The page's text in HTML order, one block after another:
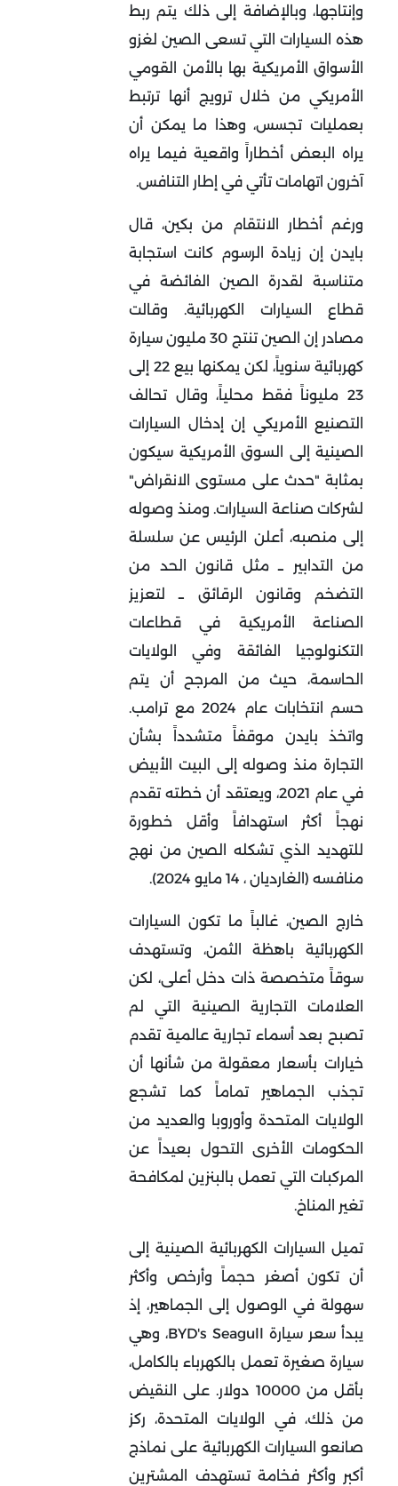
وإنتاجها، وبالإضافة إلى ذلك يتم ربط
هذه السيارات التي تسعى الصين لغزو
الأسواق الأمريكية بها بالأمن القومي
الأمريكي من خلال ترويج أنها ترتبط
بعمليات تجسس، وهذا ما يمكن أن
يراه البعض أخطاراً واقعية فيما يراه
آخرون اتهامات تأتي في إطار التنافس.
ورغم أخطار الانتقام من بكين، قال
بايدن إن زيادة الرسوم كانت استجابة
متناسبة لقدرة الصين الفائضة في
قطاع السيارات الكهربائية. وقالت
مصادر إن الصين تنتج 30 مليون سيارة
كهربائية سنوياً، لكن يمكنها بيع 22 إلى
23 مليوناً فقط محلياً، وقال تحالف
التصنيع الأمريكي إن إدخال السيارات
الصينية إلى السوق الأمريكية سيكون
بمثابة "حدث على مستوى الانقراض"
لشركات صناعة السيارات. ومنذ وصوله
إلى منصبه، أعلن الرئيس عن سلسلة
من التدابير ــ مثل قانون الحد من
التضخم وقانون الرقائق ــ لتعزيز
الصناعة الأمريكية في قطاعات
التكنولوجيا الفائقة وفي الولايات
الحاسمة، حيث من المرجح أن يتم
حسم انتخابات عام 2024 مع ترامب.
واتخذ بايدن موقفاً متشدداً بشأن
التجارة منذ وصوله إلى البيت الأبيض
في عام 2021، ويعتقد أن خطته تقدم
نهجاً أكثر استهدافاً وأقل خطورة
للتهديد الذي تشكله الصين من نهج
منافسه (الغارديان ، 14 مايو 2024).
خارج الصين، غالباً ما تكون السيارات
الكهربائية باهظة الثمن، وتستهدف
سوقاً متخصصة ذات دخل أعلى، لكن
العلامات التجارية الصينية التي لم
تصبح بعد أسماء تجارية عالمية تقدم
خيارات بأسعار معقولة من شأنها أن
تجذب الجماهير تماماً كما تشجع
الولايات المتحدة وأوروبا والعديد من
الحكومات الأخرى التحول بعيداً عن
المركبات التي تعمل بالبنزين لمكافحة
تغير المناخ.
تميل السيارات الكهربائية الصينية إلى
أن تكون أصغر حجماً وأرخص وأكثر
سهولة في الوصول إلى الجماهير، إذ
يبدأ سعر سيارة BYD's Seagull، وهي
سيارة صغيرة تعمل بالكهرباء بالكامل،
بأقل من 10000 دولار. على النقيض
من ذلك، في الولايات المتحدة، ركز
صانعو السيارات الكهربائية على نماذج
أكبر وأكثر فخامة تستهدف المشترين